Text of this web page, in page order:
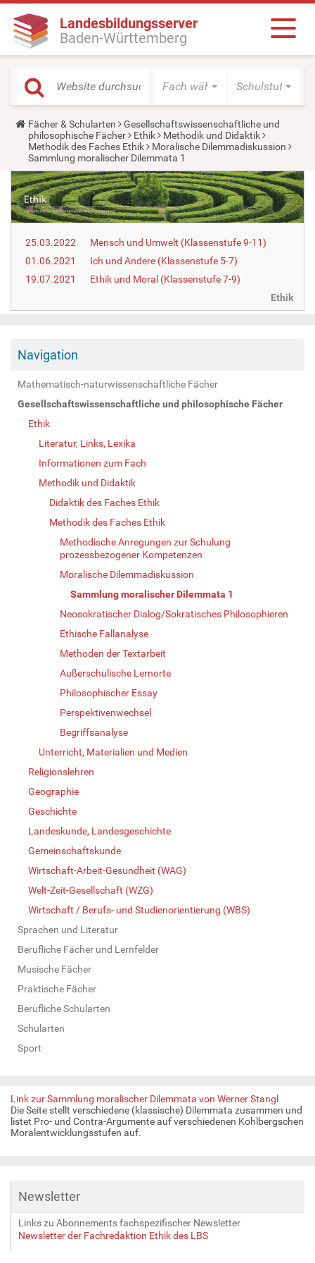
Landesbildungsserver
Baden-Württemberg
Fach wählen Schulstufe
Y
o
u
a
r
e
h
e
r
e
Fächer & Schularten
Gesellschaftswissenschaftliche und
philosophische Fächer
Ethik
Methodik und Didaktik
Methodik des Faches Ethik
Moralische Dilemmadiskussion
Sammlung moralischer Dilemmata 1
25.03.2022
Mensch und Umwelt (Klassenstufe 9-11)
01.06.2021
Ich und Andere (Klassenstufe 5-7)
19.07.2021
Ethik und Moral (Klassenstufe 7-9)
Ethik
Navigation
Mathematisch-naturwissenschaftliche Fächer
Gesellschaftswissenschaftliche und philosophische Fächer
Ethik
Literatur, Links, Lexika
Informationen zum Fach
Methodik und Didaktik
Didaktik des Faches Ethik
Methodik des Faches Ethik
Methodische Anregungen zur Schulung
prozessbezogener Kompetenzen
Moralische Dilemmadiskussion
Sammlung moralischer Dilemmata 1
Neosokratischer Dialog/Sokratisches Philosophieren
Ethische Fallanalyse
Methoden der Textarbeit
Außerschulische Lernorte
Philosophischer Essay
Perspektivenwechsel
Begriffsanalyse
Unterricht, Materialien und Medien
Religionslehren
Geographie
Geschichte
Landeskunde, Landesgeschichte
Gemeinschaftskunde
Wirtschaft-Arbeit-Gesundheit (WAG)
Welt-Zeit-Gesellschaft (WZG)
Wirtschaft / Berufs- und Studienorientierung (WBS)
Sprachen und Literatur
Berufliche Fächer und Lernfelder
Musische Fächer
Praktische Fächer
Berufliche Schularten
Schularten
Sport
Link zur Sammlung moralischer Dilemmata von Werner Stangl
Die Seite stellt verschiedene (klassische) Dilemmata zusammen und
listet Pro- und Contra-Argumente auf verschiedenen Kohlbergschen
Moralentwicklungsstufen auf.
Newsletter
Links zu Abonnements fachspezifischer Newsletter
Newsletter der Fachredaktion Ethik des LBS